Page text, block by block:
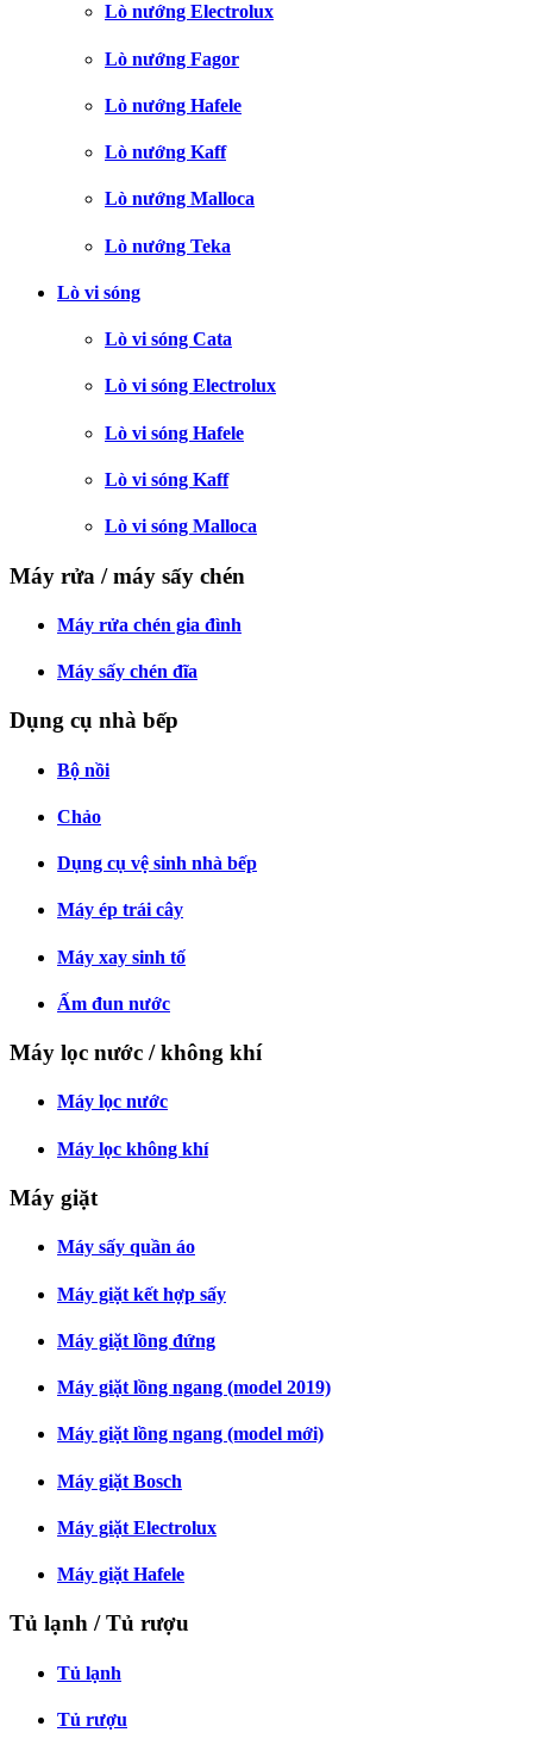
Lò nướng Electrolux
Lò nướng Fagor
Lò nướng Hafele
Lò nướng Kaff
Lò nướng Malloca
Lò nướng Teka
Lò vi sóng
Lò vi sóng Cata
Lò vi sóng Electrolux
Lò vi sóng Hafele
Lò vi sóng Kaff
Lò vi sóng Malloca
Máy rửa / máy sấy chén
Máy rửa chén gia đình
Máy sấy chén đĩa
Dụng cụ nhà bếp
Bộ nồi
Chảo
Dụng cụ vệ sinh nhà bếp
Máy ép trái cây
Máy xay sinh tố
Ấm đun nước
Máy lọc nước / không khí
Máy lọc nước
Máy lọc không khí
Máy giặt
Máy sấy quần áo
Máy giặt kết hợp sấy
Máy giặt lồng đứng
Máy giặt lồng ngang (model 2019)
Máy giặt lồng ngang (model mới)
Máy giặt Bosch
Máy giặt Electrolux
Máy giặt Hafele
Tủ lạnh / Tủ rượu
Tủ lạnh
Tủ rượu